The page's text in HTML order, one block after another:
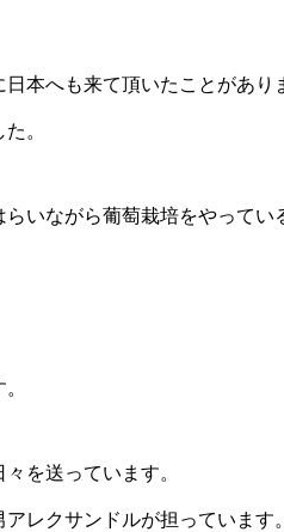
本へも来て頂いたことがあ
。
いながら葡萄栽培をやって
を送っています。
レクサンドルが担っています